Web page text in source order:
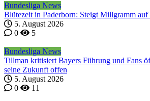
Bundesliga News
Blütezeit in Paderborn: Steigt Millgramm auf
5. August 2026
0
5
Bundesliga News
Tillman kritisiert Bayers Führung und Fans
seine Zukunft offen
5. August 2026
0
11